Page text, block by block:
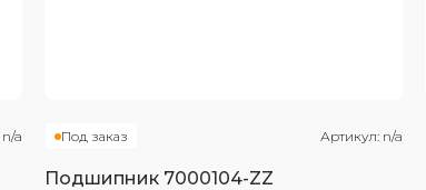
n/a Под заказ Артикул: n/a
Подшипник 7000104-ZZ